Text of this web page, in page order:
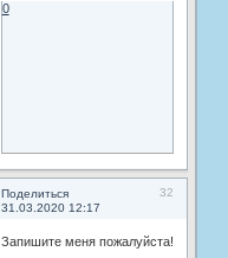
0
Поделиться
32
31.03.2020 12:17
Запишите меня пожалуйста!